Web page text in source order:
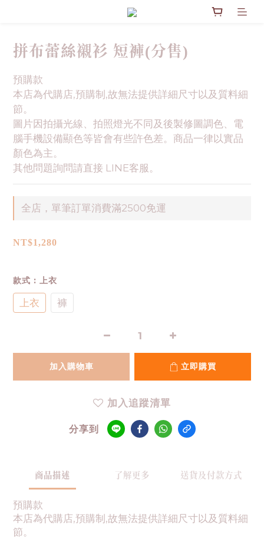
拼布蕾絲襯衫 短褲(分售)
預購款
本店為代購店,預購制,故無法提供詳細尺寸以及質料細
節。
圖片因拍攝光線、拍照燈光不同及後製修圖調色、電
腦手機設備顯色等皆會有些許色差。商品一律以實品
顏色為主。
其他問題詢問請直接 LINE客服。
全店，單筆訂單消費滿2500免運
NT$1,280
款式 : 上衣
上衣 褲
加入購物車 立即購買
加入追蹤清單
分享到
商品描述 了解更多 送貨及付款方式
預購款
本店為代購店,預購制,故無法提供詳細尺寸以及質料細
節。